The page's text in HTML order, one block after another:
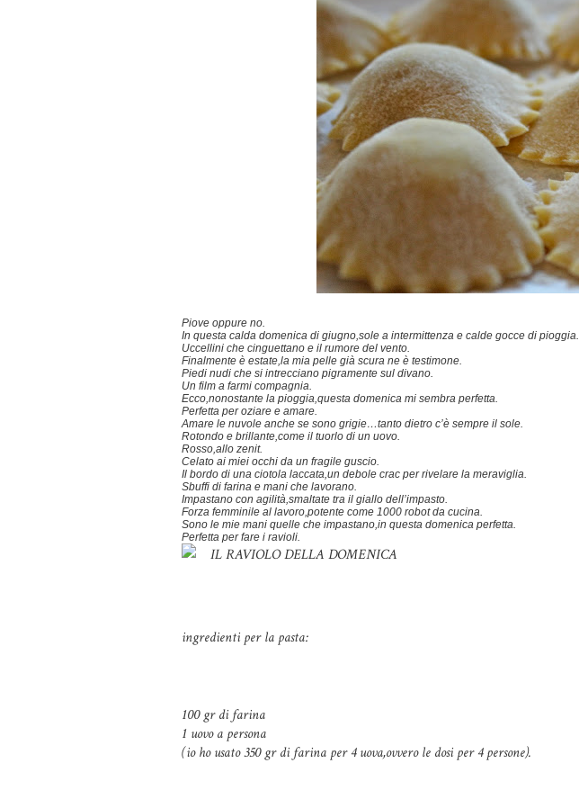
Piove oppure no.
In questa calda domenica di giugno,sole a intermittenza e calde gocce di pioggia.
Uccellini che cinguettano e il rumore del vento.
Finalmente è estate,la mia pelle già scura ne è testimone.
Piedi nudi che si intrecciano pigramente sul divano.
Un film a farmi compagnia.
Ecco,nonostante la pioggia,questa domenica mi sembra perfetta.
Perfetta per oziare e amare.
Amare le nuvole anche se sono grigie…tanto dietro c’è sempre il sole.
Rotondo e brillante,come il tuorlo di un uovo.
Rosso,allo zenit.
Celato ai miei occhi da un fragile guscio.
Il bordo di una ciotola laccata,un debole crac per rivelare la meraviglia.
Sbuffi di farina e mani che lavorano.
Impastano con agilità,smaltate tra il giallo dell’impasto.
Forza femminile al lavoro,potente come 1000 robot da cucina.
Sono le mie mani quelle che impastano,in questa domenica perfetta.
Perfetta per fare i ravioli.
IL RAVIOLO DELLA DOMENICA
ingredienti per la pasta:
100 gr di farina
1 uovo a persona
(io ho usato 350 gr di farina per 4 uova,ovvero le dosi per 4 persone).